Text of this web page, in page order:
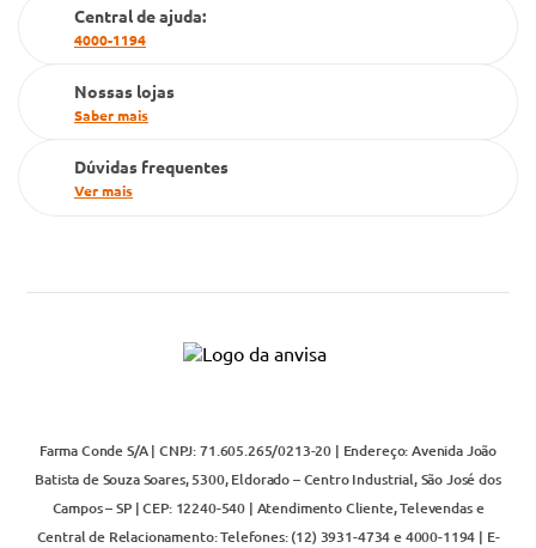
Cartão Grupo Conde
Televendas
Central de ajuda:
4000-1194
Nossas lojas
Saber mais
Dúvidas frequentes
Ver mais
Farma Conde S/A | CNPJ: 71.605.265/0213-20 | Endereço: Avenida João
Batista de Souza Soares, 5300, Eldorado – Centro Industrial, São José dos
Campos – SP | CEP: 12240-540 | Atendimento Cliente, Televendas e
Central de Relacionamento: Telefones: (12) 3931-4734 e 4000-1194 | E-